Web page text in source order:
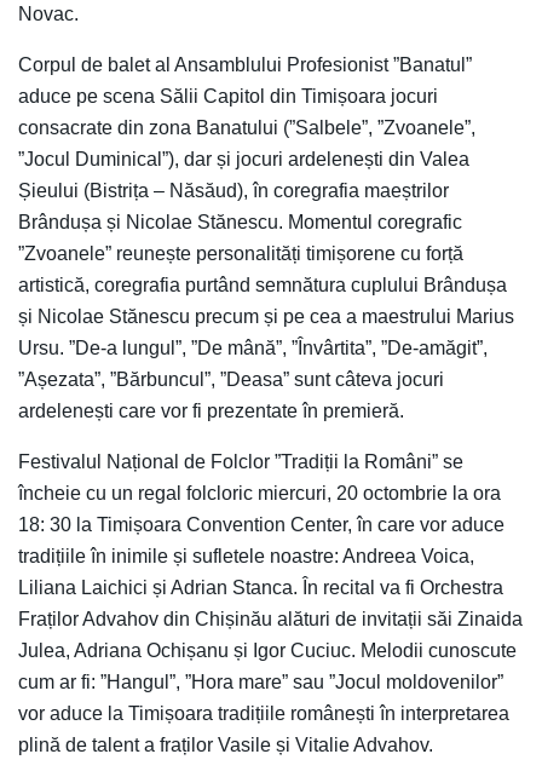
Novac.
Corpul de balet al Ansamblului Profesionist ”Banatul”
aduce pe scena Sălii Capitol din Timișoara jocuri
consacrate din zona Banatului (”Salbele”, ”Zvoanele”,
”Jocul Duminical”), dar și jocuri ardelenești din Valea
Șieului (Bistrița – Năsăud), în coregrafia maeștrilor
Brândușa și Nicolae Stănescu. Momentul coregrafic
”Zvoanele” reunește personalități timișorene cu forță
artistică, coregrafia purtând semnătura cuplului Brândușa
și Nicolae Stănescu precum și pe cea a maestrului Marius
Ursu. ”De-a lungul”, ”De mână”, ”Învârtita”, ”De-amăgit”,
”Așezata”, ”Bărbuncul”, ”Deasa” sunt câteva jocuri
ardelenești care vor fi prezentate în premieră.
Festivalul Național de Folclor ”Tradiții la Români” se
încheie cu un regal folcloric miercuri, 20 octombrie la ora
18: 30 la Timișoara Convention Center, în care vor aduce
tradițiile în inimile și sufletele noastre: Andreea Voica,
Liliana Laichici și Adrian Stanca. În recital va fi Orchestra
Fraților Advahov din Chișinău alături de invitații săi Zinaida
Julea, Adriana Ochișanu și Igor Cuciuc. Melodii cunoscute
cum ar fi: ”Hangul”, ”Hora mare” sau ”Jocul moldovenilor”
vor aduce la Timișoara tradițiile românești în interpretarea
plină de talent a fraților Vasile și Vitalie Advahov.